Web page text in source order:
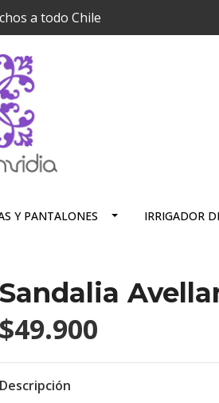
a todo Chile
Y PANTALONES IRRIGADOR
Sandalia
$49.900
Descripción